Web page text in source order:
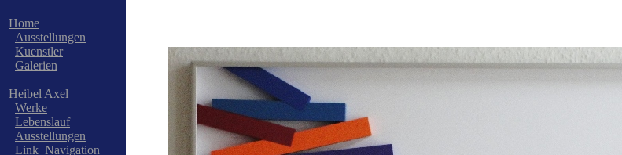
Home
Ausstellungen
Kuenstler
Galerien
Heibel Axel
Werke
Lebenslauf
Ausstellungen
Link_Navigation